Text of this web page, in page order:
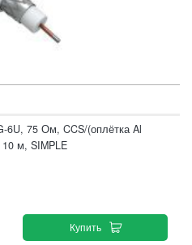
6U, 75 Ом, CCS/(оплётка Al
м, SIMPLE
Купить